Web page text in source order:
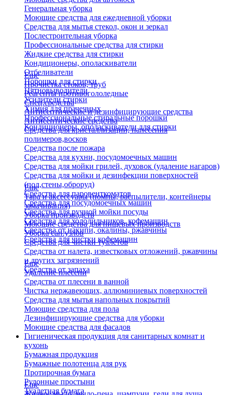
Генеральная уборка
Моющие средства для ежедневной уборки
Средства для мытья стекол, окон и зеркал
Послестроительная уборка
Профессиональные средства для стирки
Жидкие средства для стирки
Кондиционеры, ополаскиватели
Отбеливатели
Порошки для стирки
Пятновыводители
Усилители стирки
Химия для прачечных
Профессиональные стиральные порошки
Кондиционеры, ополаскиватели для стирки
Еще
Прочистка стоков, труб
Реагенты противогололедные
Спец.средства
Антисептические и дезинфицирующие средства
Антисептические средства
Средства для кристаллизации, нанесения
полимеров,восков
Средства после пожара
Средства для кухни, посудомоечных машин
Средства для мойки грилей, духовок (удаление нагаров)
Средства для мойки и дезинфекции поверхностей
(пол,стены,оброруд)
Средства для паровенткоматов
Средства для посудомоечных машин
Средства для ручной мойки посуды
Средства для холодильников, кофемашин
Средства от накипи, окалины, ржавчины
Средства для чистки кофемашин
Еще
Тара и аксессуары (помпы, распылители, контейнеры
замачивания)
Уборка производств
Моющие средства для пищевых производств
Уборка сан.узлов
Средства для чистки туалетов
Средства от налета, известковых отложений, ржавчины
и других загрязнений
Средства от запаха
Еще
Удаление плесени
Средства от плесени в ванной
Чистка нержавеющих, аллюминиевых поверхностей
Средства для мытья напольных покрытий
Моющие средства для пола
Дезинфицирующие средства для уборки
Моющие средства для фасадов
Гигиеническая продукция для санитарных комнат и
кухонь
Бумажная продукция
Бумажные полотенца для рук
Протирочная бумага
Рулонные простыни
Туалетная бумага
Еще